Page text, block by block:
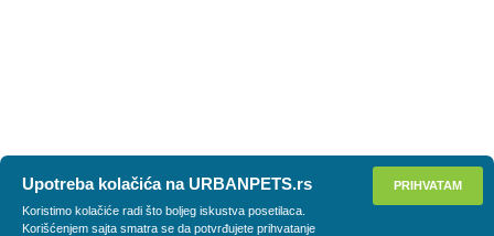
PRIHVATAM
Upotreba kolačića na URBANPETS.rs
Koristimo kolačiće radi što boljeg iskustva posetilaca.
Korišćenjem sajta smatra se da potvrđujete prihvatanje